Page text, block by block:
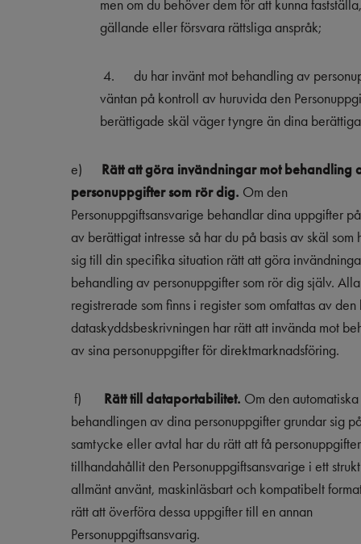
men om du behöver dem för att kunna
gällande eller försvara rättsliga anspråk;
4.
du har invänt mot behandling av
väntan på kontroll av huruvida den
berättigade skäl väger tyngre än dina
e)
Rätt att göra invändningar mot behandling
personuppgifter som rör dig. Om den
Personuppgiftsansvarige behandlar dina uppgifter
av berättigat intresse så har du på basis av skäl som
sig till din specifika situation rätt att göra
behandling av personuppgifter som rör dig själv. Alla
registrerade som finns i register som omfattas av den
dataskyddsbeskrivningen har rätt att invända mot
av sina personuppgifter för direktmarknadsföring.
f) Rätt till dataportabilitet. Om den automatiska
behandlingen av dina personuppgifter grundar sig
samtycke eller avtal har du rätt att få
tillhandahållit den Personuppgiftsansvarige i ett
allmänt använt, maskinläsbart och kompatibelt
rätt att överföra dessa uppgifter till en annan
Personuppgiftsansvarig.